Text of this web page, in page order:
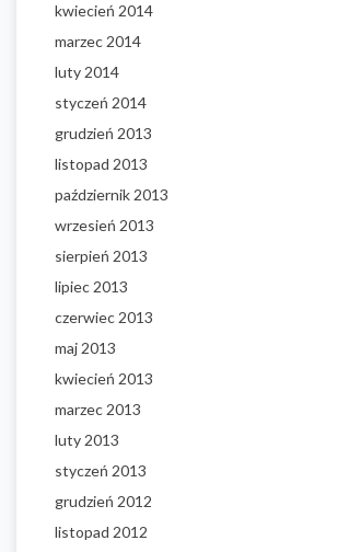
kwiecień 2014
marzec 2014
luty 2014
styczeń 2014
grudzień 2013
listopad 2013
październik 2013
wrzesień 2013
sierpień 2013
lipiec 2013
czerwiec 2013
maj 2013
kwiecień 2013
marzec 2013
luty 2013
styczeń 2013
grudzień 2012
listopad 2012